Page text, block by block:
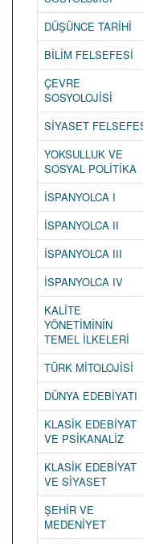
DÜŞÜNCE TARİHİ
BİLİM FELSEFESİ
ÇEVRE
SOSYOLOJİSİ
SİYASET
YOKSULLUK VE
SOSYAL POLİTİKA
İSPANYOLCA I
İSPANYOLCA II
İSPANYOLCA III
İSPANYOLCA IV
KALİTE
YÖNETİMİNİN
TEMEL İLKELERİ
TÜRK MİTOLOJİSİ
DÜNYA EDEBİYATI
KLASİK EDEBİYAT
VE PSİKANALİZ
KLASİK EDEBİYAT
VE SİYASET
ŞEHİR VE
MEDENİYET